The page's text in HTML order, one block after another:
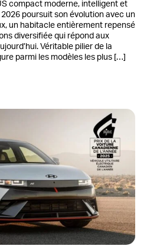
compact moderne, intelligent et
poursuit son évolution avec un
un habitacle entièrement repensé
diversifiée qui répond aux
Véritable pilier de la
parmi les modèles les plus […]